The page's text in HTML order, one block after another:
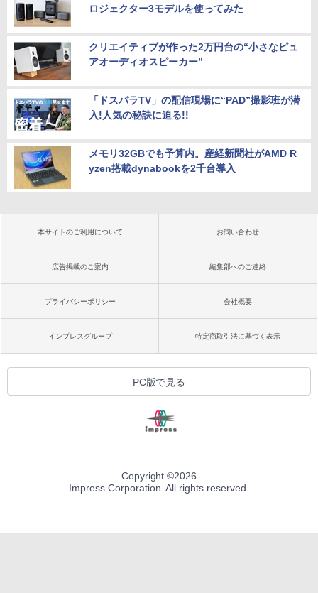
ロジェクター3モデルを使ってみた
クリエイティブが作った2万円台の“小さなピュ
アオーディオスピーカー”
「ドスパラTV」の配信現場に“PAD”撮影班が潜
入!人気の秘訣に迫る!!
メモリ32GBでも予算内。産経新聞社がAMD R
yzen搭載dynabookを2千台導入
本サイトのご利用について お問い合わせ
広告掲載のご案内 編集部へのご連絡
プライバシーポリシー 会社概要
インプレスグループ 特定商取引法に基づく表示
PC版で見る
Copyright ©2026
Impress Corporation. All rights reserved.